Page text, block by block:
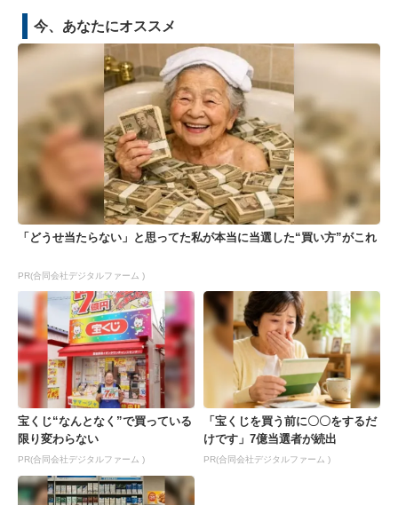
今、あなたにオススメ
「どうせ当たらない」と思ってた私が本当に当選した“買い方”がこれ
PR(合同会社デジタルファーム )
宝くじ“なんとなく”で買っている
限り変わらない
PR(合同会社デジタルファーム )
「宝くじを買う前に〇〇をするだ
けです」7億当選者が続出
PR(合同会社デジタルファーム )